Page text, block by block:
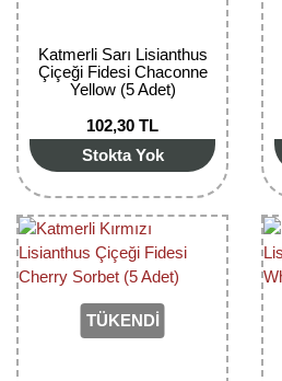
Katmerli Sarı Lisianthus
Çiçeği Fidesi Chaconne
Yellow (5 Adet)
102,30 TL
Stokta Yok
TÜKENDİ
Nadir Çeşit Meyveler
Narenciye Fidanları
Papaya Fidanı
Pepino Fidanı